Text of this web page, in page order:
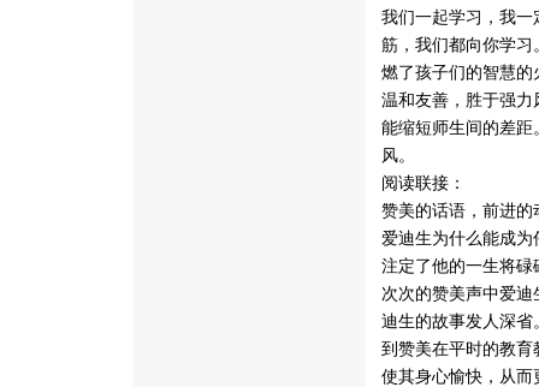
我们一起学习，我一
筋，我们都向你学习
燃了孩子们的智慧
温和友善，胜于强
能缩短师生间的差
风。
阅读联接：
赞美的话语，前进的
爱迪生为什么能成
注定了他的一生将
次次的赞美声中爱
迪生的故事发人深
到赞美在平时的教
使其身心愉快，从